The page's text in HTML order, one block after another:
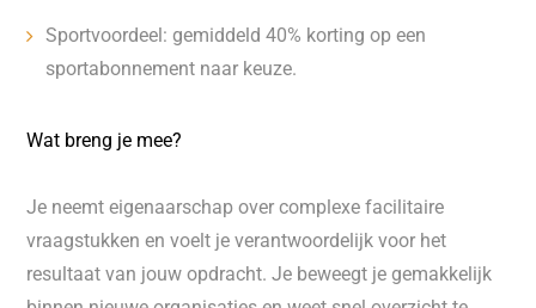
Sportvoordeel: gemiddeld 40% korting op een
sportabonnement naar keuze.
Wat breng je mee?
Je neemt eigenaarschap over complexe facilitaire
vraagstukken en voelt je verantwoordelijk voor het
resultaat van jouw opdracht. Je beweegt je gemakkelijk